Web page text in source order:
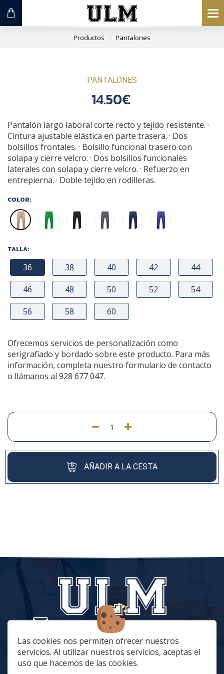
Las cookies nos permiten ofrecer nuestros
servicios. Al utilizar nuestros servicios, aceptas el
uso que hacemos de las cookies.
Productos Pantalones
PANTALONES
14.50€
Pantalón largo laboral corte recto y tejido resistente. ·
Cintura ajustable elástica en parte trasera. · Dos
bolsillos frontales. · Bolsillo funcional trasero con
solapa y cierre velcro. · Dos bolsillos funcionales
laterales con solapa y cierre velcro. · Refuerzo en
entrepierna. · Doble tejido en rodilleras.
COLOR:
TALLA:
36 38 40 42
44
46
48 50 52
54
56
58 60
Ofrecemos servicios de personalización como
serigrafiado y bordado sobre este producto. Para más
información, completa nuestro formulario de contacto
o llámanos al 928 677 047.
AÑADIR A LA CESTA
tiendaonline@vestuariolaboralmc.com
928 67 70 47
lunes a Jueves: 8:00 a 16:00 | viernes: 8:00 a 15:00
C. Betania, 57, 35018 Las Palmas de Gran Canaria